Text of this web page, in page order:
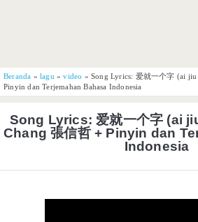
Beranda »lagu »video »Song Lyrics: 爱就一个字 (ai
Pinyin dan Terjemahan Bahasa Indonesia
Song Lyrics: 爱就一个字 (ai
Chang 張信哲 + Pinyin dan
Indonesia